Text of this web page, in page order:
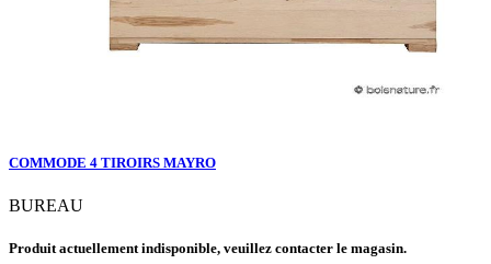
COMMODE 4 TIROIRS MAYRO
BUREAU
Produit actuellement indisponible, veuillez contacter le magasin.